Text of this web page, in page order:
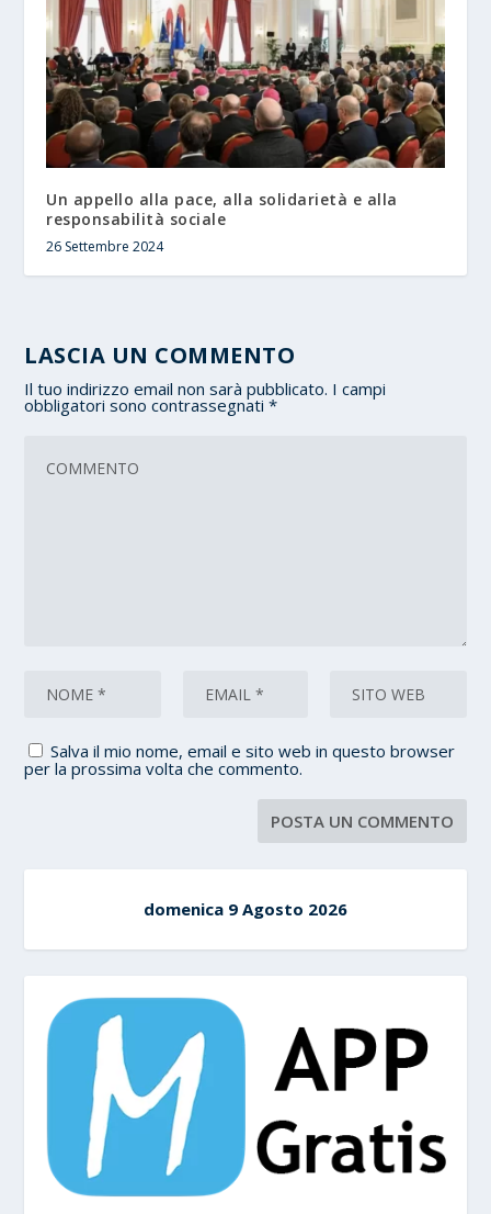
Un appello alla pace, alla solidarietà e alla
responsabilità sociale
26 Settembre 2024
LASCIA UN COMMENTO
Il tuo indirizzo email non sarà pubblicato. I campi
obbligatori sono contrassegnati*
Salva il mio nome, email e sito web in questo browser
per la prossima volta che commento.
domenica 9 Agosto 2026